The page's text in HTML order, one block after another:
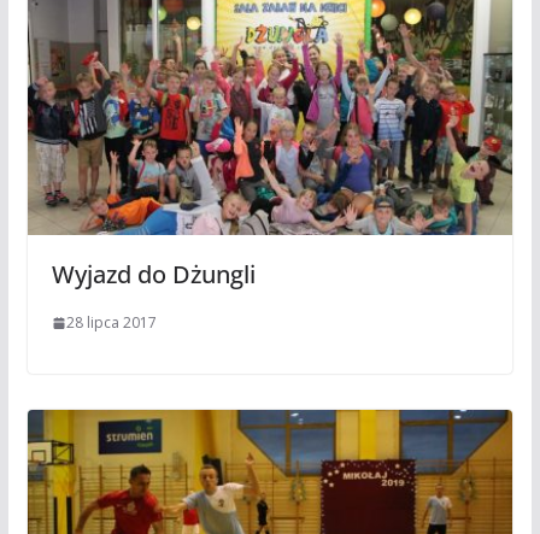
Wyjazd do Dżungli
28 lipca 2017